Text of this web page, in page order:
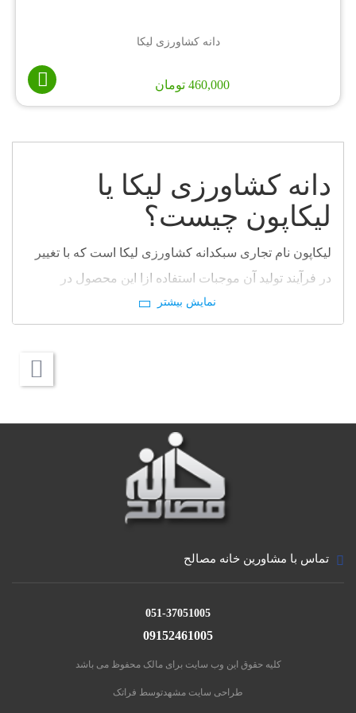
دانه کشاورزی لیکا
460,000 تومان
دانه کشاورزی لیکا یا
لیکاپون چیست؟
لیکاپون نام تجاری سبکدانه کشاورزی لیکا است که با تغییر
در فرآیند تولید آن موجبات استفاده ازا این محصول در
صنعت کشاورزی فراهم گردیده و تنها لیکاپون حائز
مشخصات شیمیایی و فیزیکی مناسب جهت مصارف
ویژگی ها و مزایا:
لیکاپون دارای مزایای بی شماری می باشد که از آن جمله
می توان به موارد مهم زیر اشاره نمود:
تماس با مشاورین خانه مصالح
051-37051005
09152461005
کلیه حقوق این وب سایت برای مالک محفوظ می باشد
طراحی سایت مشهدتوسط فراتک